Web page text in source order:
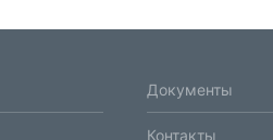
Документы
Контакты